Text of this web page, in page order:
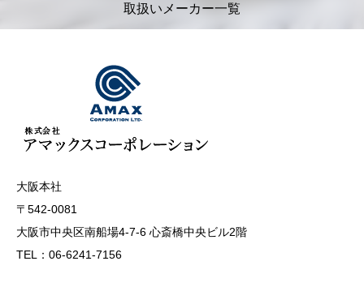
取扱いメーカー一覧
大阪本社
〒542-0081
大阪市中央区南船場4-7-6 心斎橋中央ビル2階
TEL：06-6241-7156